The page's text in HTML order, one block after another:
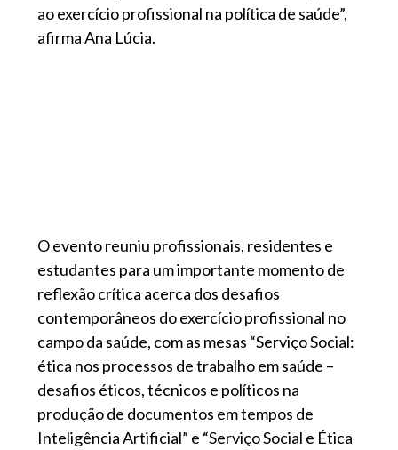
ao exercício profissional na política de saúde”,
afirma Ana Lúcia.
O evento reuniu profissionais, residentes e
estudantes para um importante momento de
reflexão crítica acerca dos desafios
contemporâneos do exercício profissional no
campo da saúde, com as mesas “Serviço Social:
ética nos processos de trabalho em saúde –
desafios éticos, técnicos e políticos na
produção de documentos em tempos de
Inteligência Artificial” e “Serviço Social e Ética